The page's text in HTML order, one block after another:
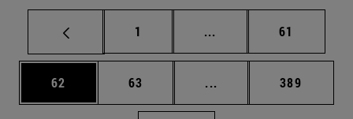
Página
1 ... Páginas intermedias
Página
61
Página
62 Página
63 ... Páginas intermedias
Página
389